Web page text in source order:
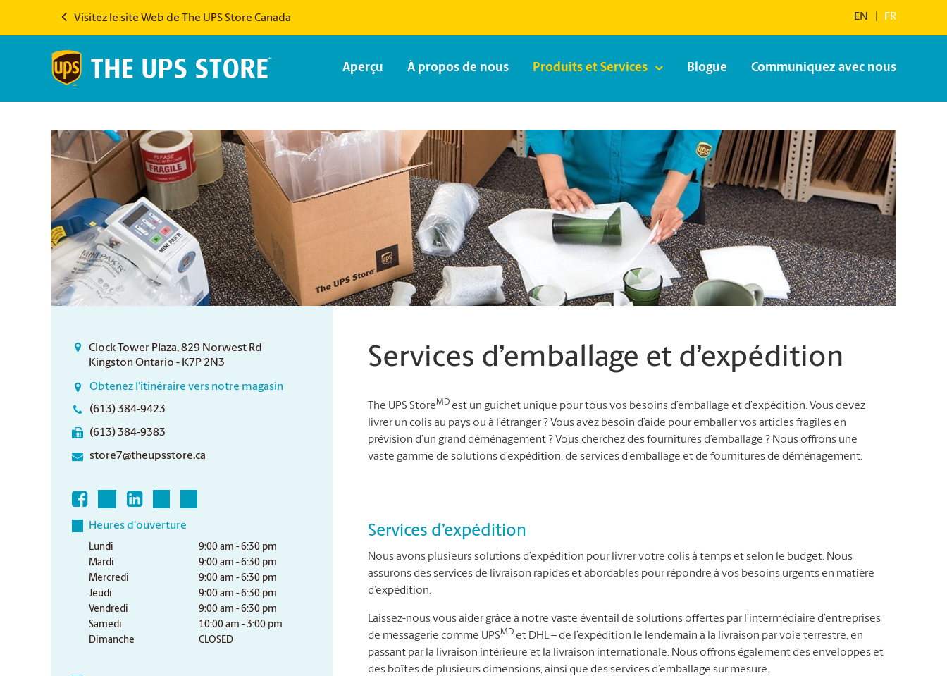
Visitez le site Web de The UPS Store Canada EN FR
Aperçu À propos de nous Produits et Services Blogue Communiquez avec nous
Clock Tower Plaza, 829 Norwest Rd
Kingston Ontario - K7P 2N3
Obtenez l'itinéraire vers notre magasin
(613) 384-9423
(613) 384-9383
store7@theupsstore.ca
Heures d'ouverture
Lundi
9:00 am - 6:30 pm
Mardi
9:00 am - 6:30 pm
Mercredi
9:00 am - 6:30 pm
Jeudi
9:00 am - 6:30 pm
Vendredi
9:00 am - 6:30 pm
Samedi
10:00 am - 3:00 pm
Dimanche
CLOSED
Services d’emballage et d’expédition
The UPS StoreMD est un guichet unique pour tous vos besoins d’emballage et d’expédition. Vous devez
livrer un colis au pays ou à l’étranger ? Vous avez besoin d’aide pour emballer vos articles fragiles en
prévision d’un grand déménagement ? Vous cherchez des fournitures d’emballage ? Nous offrons une
vaste gamme de solutions d’expédition, de services d’emballage et de fournitures de déménagement.
Services d’expédition
Nous avons plusieurs solutions d’expédition pour livrer votre colis à temps et selon le budget. Nous
assurons des services de livraison rapides et abordables pour répondre à vos besoins urgents en matière
d’expédition.
Laissez-nous vous aider grâce à notre vaste éventail de solutions offertes par l’intermédiaire d’entreprises
de messagerie comme UPSMD et DHL – de l’expédition le lendemain à la livraison par voie terrestre, en
passant par la livraison intérieure et la livraison internationale. Nous offrons également des enveloppes et
des boîtes de plusieurs dimensions, ainsi que des services d’emballage sur mesure.